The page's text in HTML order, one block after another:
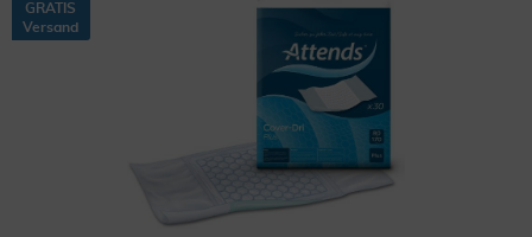
GRATIS
Versand